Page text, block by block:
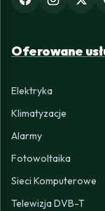
Oferowane
Elektryka
Klimatyzacje
Alarmy
Fotowoltaika
Sieci Komputerowe
Telewizja DVB-T